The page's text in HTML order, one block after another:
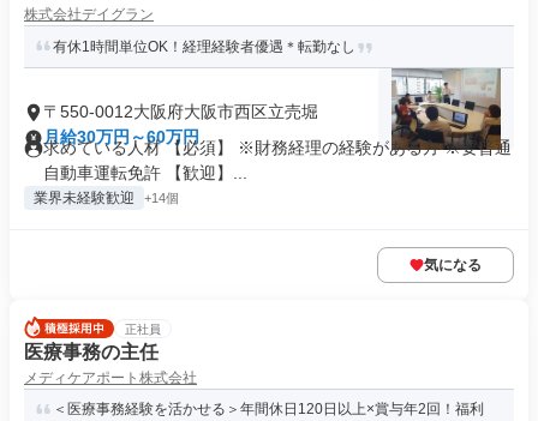
株式会社デイグラン
有休1時間単位OK！経理経験者優遇＊転勤なし
〒550-0012大阪府大阪市西区立売堀
月給30万円～60万円
求めている人材 【必須】 ※財務経理の経験がある方 ※要普通
自動車運転免許 【歓迎】...
業界未経験歓迎 +14個
気になる
正社員
医療事務の主任
メディケアポート株式会社
＜医療事務経験を活かせる＞年間休日120日以上×賞与年2回！福利